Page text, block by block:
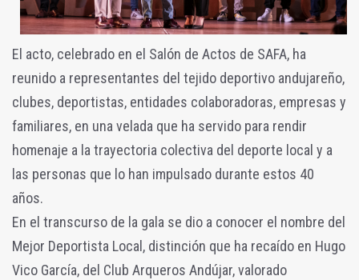
El acto, celebrado en el Salón de Actos de SAFA, ha
reunido a representantes del tejido deportivo andujareño,
clubes, deportistas, entidades colaboradoras, empresas y
familiares, en una velada que ha servido para rendir
homenaje a la trayectoria colectiva del deporte local y a
las personas que lo han impulsado durante estos 40
años.
En el transcurso de la gala se dio a conocer el nombre del
Mejor Deportista Local, distinción que ha recaído en Hugo
Vico García, del Club Arqueros Andújar, valorado